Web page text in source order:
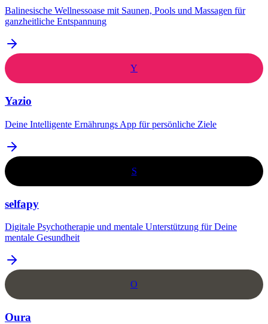
Balinesische Wellnessoase mit Saunen, Pools und Massagen für
ganzheitliche Entspannung
Y
Yazio
Deine Intelligente Ernährungs App für persönliche Ziele
S
selfapy
Digitale Psychotherapie und mentale Unterstützung für Deine
mentale Gesundheit
O
Oura